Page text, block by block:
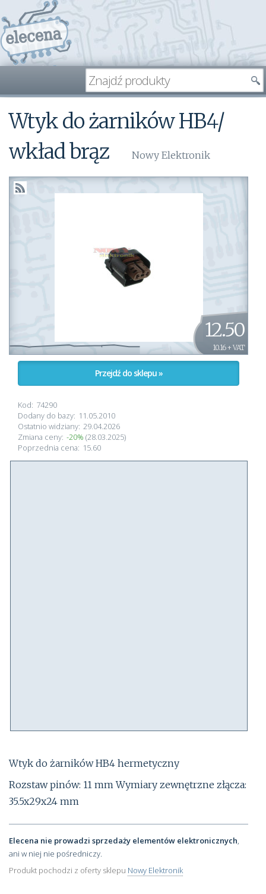
Wtyk do żarników HB4/
wkład brąz
Nowy Elektronik
12.50
10.16 + VAT
Przejdź do sklepu »
Kod: 74290
Dodany do bazy: 11.05.2010
Ostatnio widziany: 29.04.2026
Zmiana ceny: -20% (28.03.2025)
Poprzednia cena: 15.60
Wtyk do żarników HB4 hermetyczny
Rozstaw pinów: 11 mm Wymiary zewnętrzne złącza:
35.5x29x24 mm
Elecena nie prowadzi sprzedaży elementów elektronicznych
ani w niej nie pośredniczy.
Produkt pochodzi z oferty sklepu Nowy Elektronik